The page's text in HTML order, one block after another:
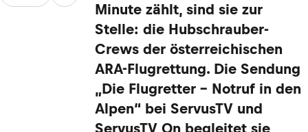
Minute zählt, sind sie zur
Stelle: die Hubschrauber-
Crews der österreichischen
ARA-Flugrettung. Die Sendung
„Die Flugretter – Notruf in den
Alpen“ bei ServusTV und
ServusTV On begleitet sie